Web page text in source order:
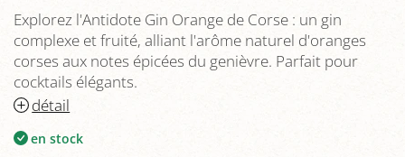
Explorez l'Antidote Gin Orange de Corse : un gin
complexe et fruité, alliant l'arôme naturel d'oranges
corses aux notes épicées du genièvre. Parfait pour
cocktails élégants.
détail
en stock